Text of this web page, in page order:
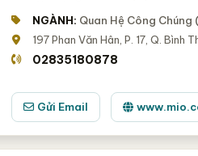
NGÀNH: Quan Hệ Công Chúng
197 Phan Văn Hân, P. 17, Q. Bình
02835180878
Gửi Email